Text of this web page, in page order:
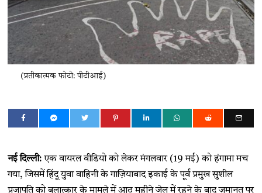
(प्रतीकात्मक फोटो: पीटीआई)
नई दिल्ली: एक वायरल वीडियो को लेकर मंगलवार (19 मई) को हंगामा मच
गया, जिसमें हिंदू युवा वाहिनी के गाज़ियाबाद इकाई के पूर्व प्रमुख सुशील
प्रजापति को बलात्कार के मामले में आठ महीने जेल में रहने के बाद ज़मानत पर